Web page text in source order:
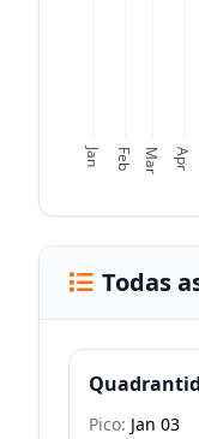
Jan Feb Mar Apr
Todas
Pico: Jan 03